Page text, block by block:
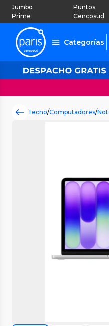
Jumbo
Prime
Puntos
Cencosud
Categorías
Tecno/Computadores/